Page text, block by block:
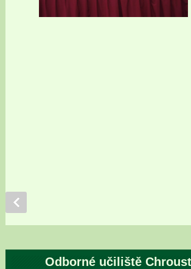
Odborné učiliště